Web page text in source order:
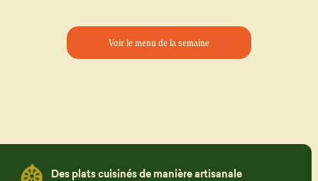
Voir le menu de la semaine
Des plats cuisinés de manière artisanale